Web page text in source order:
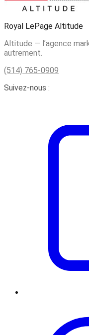
Royal LePage Altitude
Altitude — l’agence
autrement.
(514) 765-0909
Suivez-nous :